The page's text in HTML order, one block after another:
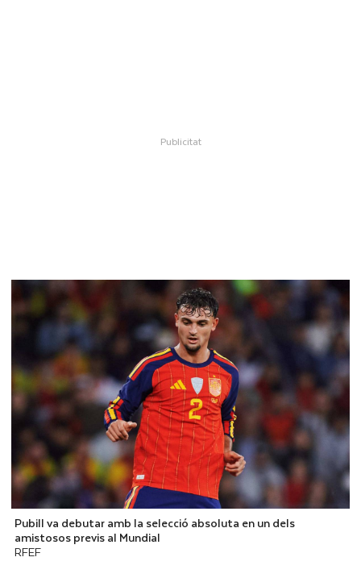
Pubill va debutar amb la selecció absoluta en un dels
amistosos previs al Mundial
RFEF